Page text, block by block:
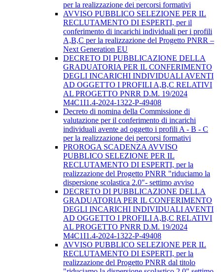
per la realizzazione dei percorsi formativi
AVVISO PUBBLICO SELEZIONE PER IL
RECLUTAMENTO DI ESPERTI, per il
conferimento di incarichi individuali per i profili
A,B,C per la realizzazione del Progetto PNRR –
Next Generation EU
DECRETO DI PUBBLICAZIONE DELLA
GRADUATORIA PER IL CONFERIMENTO
DEGLI INCARICHI INDIVIDUALI AVENTI
AD OGGETTO I PROFILI A,B,C RELATIVI
AL PROGETTO PNRR D.M. 19/2024
M4C1I1.4-2024-1322-P-49408
Decreto di nomina della Commissione di
valutazione per il conferimento di incarichi
individuali avente ad oggetto i profili A - B - C
per la realizzazione dei percorsi formativi
PROROGA SCADENZA AVVISO
PUBBLICO SELEZIONE PER IL
RECLUTAMENTO DI ESPERTI, per la
realizzazione del Progetto PNRR "riduciamo la
dispersione scolastica 2.0"- settimo avviso
DECRETO DI PUBBLICAZIONE DELLA
GRADUATORIA PER IL CONFERIMENTO
DEGLI INCARICHI INDIVIDUALI AVENTI
AD OGGETTO I PROFILI A,B,C RELATIVI
AL PROGETTO PNRR D.M. 19/2024
M4C1I1.4-2024-1322-P-49408
AVVISO PUBBLICO SELEZIONE PER IL
RECLUTAMENTO DI ESPERTI, per la
realizzazione del Progetto PNRR dal titolo